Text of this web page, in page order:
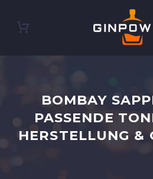
BOMBAY
PASSENDE
HERSTELLUNG &